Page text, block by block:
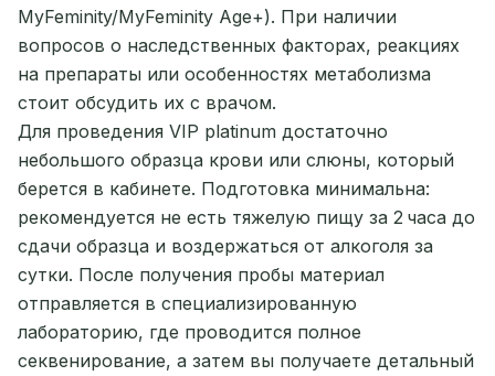
MyFeminity/MyFeminity Age+). При наличии
вопросов о наследственных факторах, реакциях
на препараты или особенностях метаболизма
стоит обсудить их с врачом.
Для проведения VIP platinum достаточно
небольшого образца крови или слюны, который
берется в кабинете. Подготовка минимальна:
рекомендуется не есть тяжелую пищу за 2 часа до
сдачи образца и воздержаться от алкоголя за
сутки. После получения пробы материал
отправляется в специализированную
лабораторию, где проводится полное
секвенирование, а затем вы получаете детальный